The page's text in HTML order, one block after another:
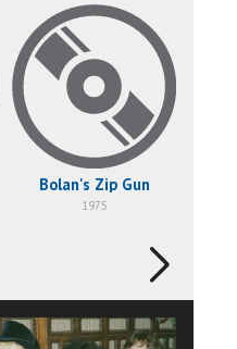
Bolan's Zip Gun
1975